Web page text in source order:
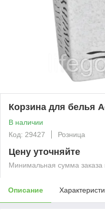
Корзина для белья
В наличии
Код: 29427
Розница
Цену уточняйте
Минимальная сумма
Описание